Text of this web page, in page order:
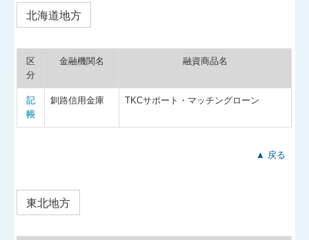
北海道地方
区
分
金融機関名 融資商品名
記
帳
釧路信用金庫 TKCサポート・マッチングローン
▲ 戻る
東北地方